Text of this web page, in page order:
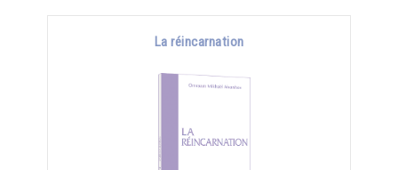
La réincarnation